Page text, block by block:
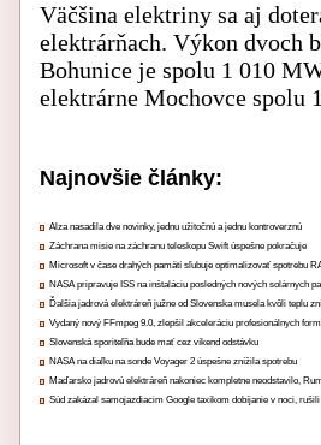
Väčšina elektriny sa aj
elektrárňach. Výkon dvoch
Bohunice je spolu 1 010
elektrárne Mochovce spolu
Najnovšie články:
Alza nasadila dve novinky, jednu užitočnú a jednu kontroverznú
Záchrana misie na záchranu teleskopu Swift úspešne pokračuje
Microsoft v čase drahých pamätí sľubuje optimalizovať spotrebu
NASA pripravuje ISS na inštaláciu posledných nových solárnych
Ďalšia jadrová elektráreň južne od Slovenska musela kvôli teplu
Vydaný nový FFmpeg 9.0, zlepšil akceleráciu profesionálnych
Slovenská sporiteľňa bude mať cez víkend odstávku
NASA na diaľku na sonde Voyager 2 úspešne znížila spotrebu
Maďarsko jadrovú elektráreň nakoniec kompletne neodstavilo,
Súd zakázal samojazdiacim Google taxíkom dobíjanie v noci,